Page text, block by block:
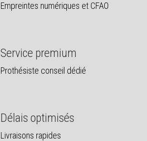
Empreintes numériques et CFAO
Service premium
Prothésiste conseil dédié
Délais optimisés
Livraisons rapides